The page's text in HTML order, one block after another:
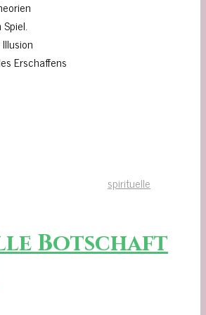
Erschaffens
spirituelle
Botschaft